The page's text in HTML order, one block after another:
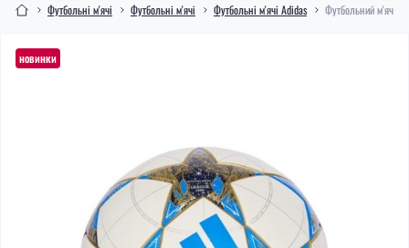
Футбольні м'ячі Футбольні м'ячі Футбольні м'ячі Adidas Футбольний м'яч
новинки